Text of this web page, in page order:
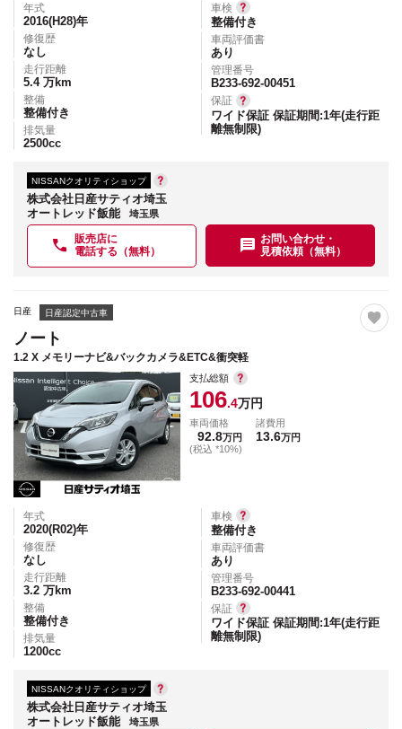
年式
2016(H28)年
修復歴
なし
走行距離
5.4 万km
整備
整備付き
排気量
2500cc
車検
整備付き
車両評価書
あり
管理番号
B233-692-00451
保証
ワイド保証 保証期間:1年(走行距
離無制限)
NISSANクオリティショップ
株式会社日産サティオ埼玉
オートレッド飯能
埼玉県
販売店に
電話する（無料）
お問い合わせ・
見積依頼（無料）
日産 日産認定中古車
ノート
1.2 X メモリーナビ&バックカメラ&ETC&衝突軽
支払総額
106.4万円
車両価格
92.8万円
(税込 *10%)
諸費用
13.6万円
年式
2020(R02)年
修復歴
なし
走行距離
3.2 万km
整備
整備付き
排気量
1200cc
車検
整備付き
車両評価書
あり
管理番号
B233-692-00441
保証
ワイド保証 保証期間:1年(走行距
離無制限)
NISSANクオリティショップ
株式会社日産サティオ埼玉
オートレッド飯能
埼玉県